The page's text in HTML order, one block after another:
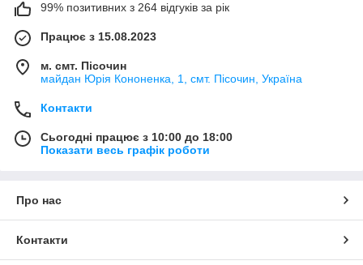
99% позитивних з 264 відгуків за рік
Працює з 15.08.2023
м. смт. Пісочин
майдан Юрія Кононенка, 1, смт. Пісочин, Україна
Контакти
Сьогодні працює з 10:00 до 18:00
Показати весь графік роботи
Про нас
Контакти